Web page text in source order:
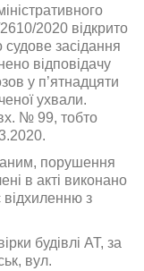
2020 відкрито
засідання
відповідачу
у п’ятнадцяти
ухвали.
№ 99, тобто
порушення
в акті виконано
відхиленню з
будівлі АТ, за
вул.